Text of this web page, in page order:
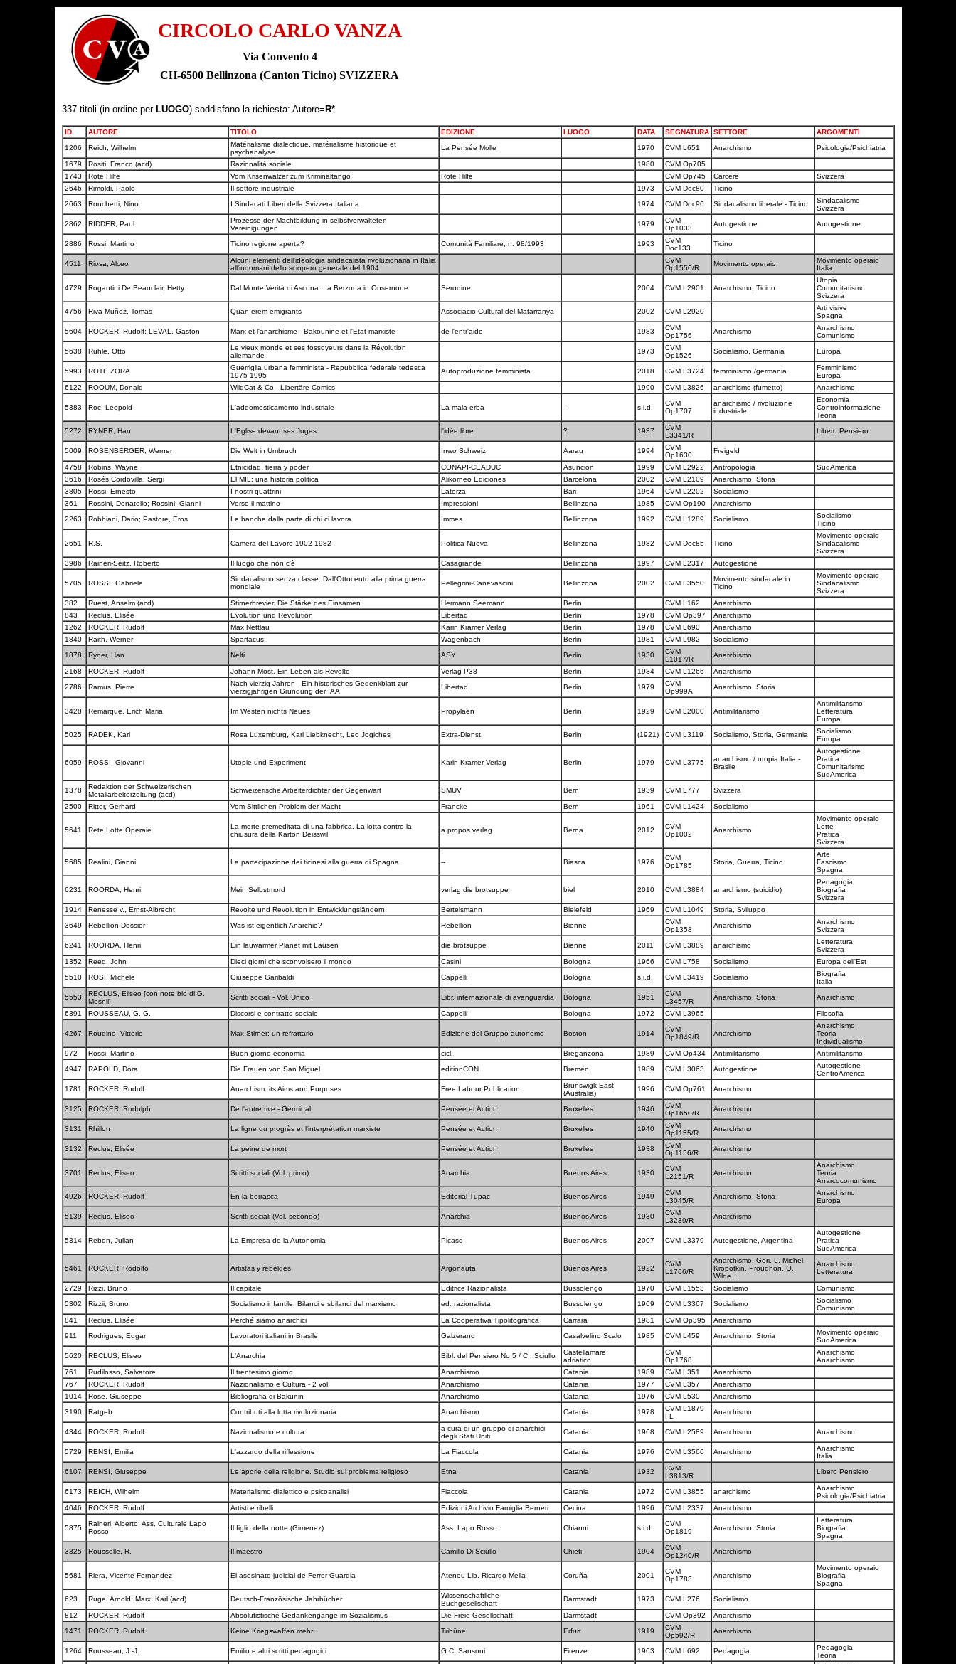
CIRCOLO CARLO VANZA
Via Convento 4
CH-6500 Bellinzona (Canton Ticino) SVIZZERA
337 titoli (in ordine per LUOGO) soddisfano la richiesta: Autore= R*
ID AUTORE TITOLO EDIZIONE LUOGO DATA SEGNATURA SETTORE
ARGOMENTI
1206
Reich, Wilhelm
Matérialisme dialectique, matérialisme historique et
psychanalyse
La Pensée Molle 1970 CVM L651 Anarchismo Psicologia/Psichiatria
1679 Rositi, Franco (acd) Razionalità sociale 1980
CVM Op705
1743
Rote Hilfe Vom Krisenwalzer zum Kriminaltango Rote Hilfe CVM Op745 Carcere
Svizzera
2646
Rimoldi, Paolo Il settore industriale 1973 CVM Doc80
Ticino
2663
Ronchetti, Nino I Sindacati Liberi della Svizzera Italiana 1974 CVM Doc96 Sindacalismo liberale - Ticino
Sindacalismo
Svizzera
2862
RIDDER, Paul
Prozesse der Machtbildung in selbstverwalteten
Vereinigungen
1979
CVM
Op1033
Autogestione Autogestione
2886 Rossi, Martino Ticino regione aperta? Comunità Familiare, n. 98/1993 1993
CVM
Doc133
Ticino
4511 Riosa, Alceo
Alcuni elementi dell'ideologia sindacalista rivoluzionaria in Italia
all'indomani dello sciopero generale del 1904
CVM
Op1550/R
Movimento operaio
Movimento operaio
Italia
4729 Rogantini De Beauclair, Hetty Dal Monte Verità di Ascona... a Berzona in Onsernone Serodine 2004 CVM L2901 Anarchismo, Ticino
Utopia
Comunitarismo
Svizzera
4756
Riva Muñoz, Tomas Quan erem emigrants Associacio Cultural del Matarranya 2002 CVM L2920
Arti visive
Spagna
5604
ROCKER, Rudolf; LEVAL, Gaston Marx et l'anarchisme - Bakounine et l'Etat marxiste de l'entr'aide 1983
CVM
Op1756
Anarchismo
Anarchismo
Comunismo
5638
Rühle, Otto
Le vieux monde et ses fossoyeurs dans la Révolution
allemande
1973
CVM
Op1526
Socialismo, Germania Europa
5993 ROTE ZORA
Guerriglia urbana femminista - Repubblica federale tedesca
1975-1995
Autoproduzione femminista 2018 CVM L3724 femminismo /germania
Femminismo
Europa
6122
ROOUM, Donald WildCat & Co - Libertäre Comics 1990 CVM L3826 anarchismo (fumetto) Anarchismo
5383 Roc, Leopold L'addomesticamento industriale La mala erba - s.i.d.
CVM
Op1707
anarchismo / rivoluzione
industriale
Economia
Controinformazione
Teoria
5272
RYNER, Han L'Eglise devant ses Juges l'idée libre ? 1937
CVM
L3341/R
Libero Pensiero
5009 ROSENBERGER, Werner Die Welt in Umbruch Inwo Schweiz Aarau 1994
CVM
Op1630
Freigeld
4758 Robins, Wayne Etnicidad, tierra y poder CONAPI-CEADUC Asuncion 1999 CVM L2922 Antropologia
SudAmerica
3616
Rosés Cordovilla, Sergi El MIL: una historia politica Alikorneo Ediciones Barcelona 2002 CVM L2109
Anarchismo, Storia
3805
Rossi, Ernesto I nostri quattrini Laterza Bari 1964 CVM L2202
Socialismo
361
Rossini, Donatello; Rossini, Gianni Verso il mattino Impressioni Bellinzona 1985 CVM Op190
Anarchismo
2263
Robbiani, Dario; Pastore, Eros Le banche dalla parte di chi ci lavora Immes Bellinzona 1992 CVM L1289 Socialismo
Socialismo
Ticino
2651 R.S. Camera del Lavoro 1902-1982 Politica Nuova Bellinzona 1982 CVM Doc85 Ticino
Movimento operaio
Sindacalismo
Svizzera
3986
Raineri-Seitz, Roberto Il luogo che non c'è Casagrande Bellinzona 1997 CVM L2317 Autogestione
5705 ROSSI, Gabriele
Sindacalismo senza classe. Dall'Ottocento alla prima guerra
mondiale
Pellegrini-Canevascini Bellinzona 2002 CVM L3550
Movimento sindacale in
Ticino
Movimento operaio
Sindacalismo
Svizzera
382
Ruest, Anselm (acd) Stirnerbrevier. Die Stärke des Einsamen Hermann Seemann Berlin CVM L162
Anarchismo
843
Reclus, Elisée Evolution und Revolution Libertad Berlin 1978 CVM Op397
Anarchismo
1262
ROCKER, Rudolf Max Nettlau Karin Kramer Verlag Berlin 1978 CVM L690
Anarchismo
1840
Raith, Werner Spartacus Wagenbach Berlin 1981 CVM L982
Socialismo
1878
Ryner, Han Nelti ASY Berlin 1930
CVM
L1017/R
Anarchismo
2168 ROCKER, Rudolf Johann Most. Ein Leben als Revolte Verlag P38 Berlin 1984 CVM L1266
Anarchismo
2786
Ramus, Pierre
Nach vierzig Jahren - Ein historisches Gedenkblatt zur
vierzigjährigen Gründung der IAA
Libertad Berlin 1979
CVM
Op999A
Anarchismo, Storia
3428 Remarque, Erich Maria Im Westen nichts Neues Propyläen Berlin 1929 CVM L2000 Antimilitarismo
Antimilitarismo
Letteratura
Europa
5025
RADEK, Karl Rosa Luxemburg, Karl Liebknecht, Leo Jogiches Extra-Dienst Berlin (1921) CVM L3119 Socialismo, Storia, Germania
Socialismo
Europa
6059 ROSSI, Giovanni Utopie und Experiment Karin Kramer Verlag Berlin 1979 CVM L3775
anarchismo / utopia Italia -
Brasile
Autogestione
Pratica
Comunitarismo
SudAmerica
1378
Redaktion der Schweizerischen
Metallarbeiterzeitung (acd)
Schweizerische Arbeiterdichter der Gegenwart SMUV Bern 1939 CVM L777 Svizzera
2500 Ritter, Gerhard Vom Sittlichen Problem der Macht Francke Bern 1961 CVM L1424 Socialismo
5641 Rete Lotte Operaie
La morte premeditata di una fabbrica. La lotta contro la
chiusura della Karton Deisswil
a propos verlag Berna 2012
CVM
Op1002
Anarchismo
Movimento operaio
Lotte
Pratica
Svizzera
5685 Realini, Gianni La partecipazione dei ticinesi alla guerra di Spagna -- Biasca 1976
CVM
Op1785
Storia, Guerra, Ticino
Arte
Fascismo
Spagna
6231 ROORDA, Henri Mein Selbstmord verlag die brotsuppe biel 2010 CVM L3884 anarchismo (suicidio)
Pedagogia
Biografia
Svizzera
1914
Renesse v., Ernst-Albrecht Revolte und Revolution in Entwicklungsländern Bertelsmann Bielefeld 1969 CVM L1049
Storia, Sviluppo
3649
Rebellion-Dossier Was ist eigentlich Anarchie? Rebellion Bienne
CVM
Op1358
Anarchismo
Anarchismo
Svizzera
6241
ROORDA, Henri Ein lauwarmer Planet mit Läusen die brotsuppe Bienne 2011 CVM L3889 anarchismo
Letteratura
Svizzera
1352
Reed, John Dieci giorni che sconvolsero il mondo Casini Bologna 1966 CVM L758 Socialismo
Europa dell'Est
5510
ROSI, Michele Giuseppe Garibaldi Cappelli Bologna s.i.d. CVM L3419 Socialismo
Biografia
Italia
5553
RECLUS, Eliseo [con note bio di G.
Mesnil]
Scritti sociali - Vol. Unico Libr. internazionale di avanguardia Bologna 1951
CVM
L3457/R
Anarchismo, Storia Anarchismo
6391 ROUSSEAU, G. G. Discorsi e contratto sociale Cappelli Bologna 1972 CVM L3965 Filosofia
4267 Roudine, Vittorio Max Stirner: un refrattario Edizione del Gruppo autonomo Boston 1914
CVM
Op1849/R
Anarchismo
Anarchismo
Teoria
Individualismo
972
Rossi, Martino Buon giorno economia cicl. Breganzona 1989 CVM Op434 Antimilitarismo
Antimilitarismo
4947
RAPOLD, Dora Die Frauen von San Miguel editionCON Bremen 1989 CVM L3063 Autogestione
Autogestione
CentroAmerica
1781
ROCKER, Rudolf Anarchism: its Aims and Purposes Free Labour Publication
Brunswigk East
(Australia)
1996 CVM Op761 Anarchismo
3125 ROCKER, Rudolph De l'autre rive - Germinal Pensée et Action Bruxelles 1946
CVM
Op1650/R
Anarchismo
3131 Rhillon La ligne du progrès et l'interprétation marxiste Pensée et Action Bruxelles 1940
CVM
Op1155/R
Anarchismo
3132 Reclus, Elisée La peine de mort Pensée et Action Bruxelles 1938
CVM
Op1156/R
Anarchismo
3701 Reclus, Eliseo Scritti sociali (Vol. primo) Anarchia Buenos Aires 1930
CVM
L2151/R
Anarchismo
Anarchismo
Teoria
Anarcocomunismo
4926
ROCKER, Rudolf En la borrasca Editorial Tupac Buenos Aires 1949
CVM
L3045/R
Anarchismo, Storia
Anarchismo
Europa
5139
Reclus, Eliseo Scritti sociali (Vol. secondo) Anarchia Buenos Aires 1930
CVM
L3239/R
Anarchismo
5314 Rebon, Julian La Empresa de la Autonomia Picaso Buenos Aires 2007 CVM L3379 Autogestione, Argentina
Autogestione
Pratica
SudAmerica
5461 ROCKER, Rodolfo Artistas y rebeldes Argonauta Buenos Aires 1922
CVM
L1766/R
Anarchismo, Gori, L. Michel,
Kropotkin, Proudhon, O.
Wilde...
Anarchismo
Letteratura
2729 Rizzi, Bruno Il capitale Editrice Razionalista Bussolengo 1970 CVM L1553 Socialismo
Comunismo
5302
Rizzii, Bruno Socialismo infantile. Bilanci e sbilanci del marxismo ed. razionalista Bussolengo 1969 CVM L3367 Socialismo
Socialismo
Comunismo
841
Reclus, Elisée Perché siamo anarchici La Cooperativa Tipolitografica Carrara 1981 CVM Op395
Anarchismo
911
Rodrigues, Edgar Lavoratori italiani in Brasile Galzerano Casalvelino Scalo 1985 CVM L459 Anarchismo, Storia
Movimento operaio
SudAmerica
5620
RECLUS, Eliseo L'Anarchia Bibl. del Pensiero No 5 / C . Sciullo
Castellamare
adriatico
CVM
Op1768
Anarchismo
Anarchismo
761
Rudilosso, Salvatore Il trentesimo giorno Anarchismo Catania 1989 CVM L351
Anarchismo
767
ROCKER, Rudolf Nazionalismo e Cultura - 2 vol Anarchismo Catania 1977 CVM L357
Anarchismo
1014
Rose, Giuseppe Bibliografia di Bakunin Anarchismo Catania 1976 CVM L530
Anarchismo
3190
Ratgeb Contributi alla lotta rivoluzionaria Anarchismo Catania 1978
CVM L1879
FL
Anarchismo
4344 ROCKER, Rudolf Nazionalismo e cultura
a cura di un gruppo di anarchici
degli Stati Uniti
Catania 1968 CVM L2589 Anarchismo Anarchismo
5729 RENSI, Emilia L'azzardo della riflessione La Fiaccola Catania 1976 CVM L3566 Anarchismo
Anarchismo
Italia
6107
RENSI, Giuseppe Le aporie della religione. Studio sul problema religioso Etna Catania 1932
CVM
L3813/R
Libero Pensiero
6173 REICH, Wilhelm Materialismo dialettico e psicoanalisi Fiaccola Catania 1972 CVM L3855 anarchismo
Anarchismo
Psicologia/Psichiatria
4046
ROCKER, Rudolf Artisti e ribelli Edizioni Archivio Famiglia Berneri Cecina 1996 CVM L2337 Anarchismo
5875
Raineri, Alberto; Ass. Culturale Lapo
Rosso
Il figlio della notte (Gimenez) Ass. Lapo Rosso Chianni s.i.d.
CVM
Op1819
Anarchismo, Storia
Letteratura
Biografia
Spagna
3325
Rousselle, R. Il maestro Camillo Di Sciullo Chieti 1904
CVM
Op1240/R
Anarchismo
5681 Riera, Vicente Fernandez El asesinato judicial de Ferrer Guardia Ateneu Lib. Ricardo Mella Coruña 2001
CVM
Op1783
Anarchismo
Movimento operaio
Biografia
Spagna
623
Ruge, Arnold; Marx, Karl (acd) Deutsch-Französische Jahrbücher
Wissenschaftliche
Buchgesellschaft
Darmstadt 1973 CVM L276 Socialismo
812 ROCKER, Rudolf Absolutistische Gedankengänge im Sozialismus Die Freie Gesellschaft Darmstadt CVM Op392
Anarchismo
1471
ROCKER, Rudolf Keine Kriegswaffen mehr! Tribüne Erfurt 1919
CVM
Op592/R
Anarchismo
1264 Rousseau, J.-J. Emilio e altri scritti pedagogici G.C. Sansoni Firenze 1963 CVM L692 Pedagogia
Pedagogia
Teoria